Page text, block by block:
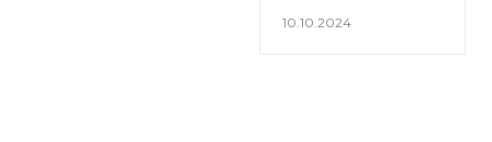
10.10.2024